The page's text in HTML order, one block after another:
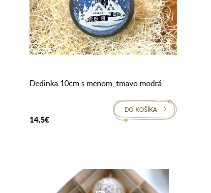
Dedinka 10cm s menom, tmavo modrá
14,5€
DO KOŠÍKA